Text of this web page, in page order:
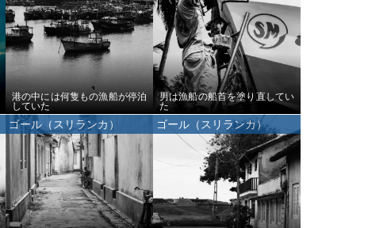
港の中には何隻もの漁船が停泊
していた
男は漁船の船首を塗り直してい
た
ゴール（スリランカ） ゴール（スリランカ）